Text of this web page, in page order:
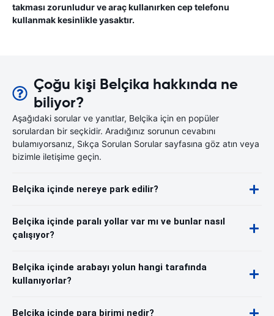
takması zorunludur ve araç kullanırken cep telefonu
kullanmak kesinlikle yasaktır.
Çoğu kişi Belçika hakkında ne
biliyor?
Aşağıdaki sorular ve yanıtlar, Belçika için en popüler
sorulardan bir seçkidir. Aradığınız sorunun cevabını
bulamıyorsanız, Sıkça Sorulan Sorular sayfasına göz atın veya
bizimle iletişime geçin.
Belçika içinde nereye park edilir?
Belçika içinde paralı yollar var mı ve bunlar nasıl
çalışıyor?
Belçika içinde arabayı yolun hangi tarafında
kullanıyorlar?
Belçika içinde para birimi nedir?